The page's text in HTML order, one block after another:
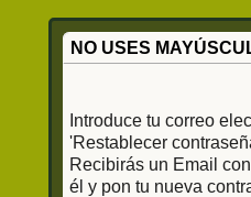
NO USES
Introduce tu correo
'Restablecer
Recibirás un Email
él y pon tu nueva